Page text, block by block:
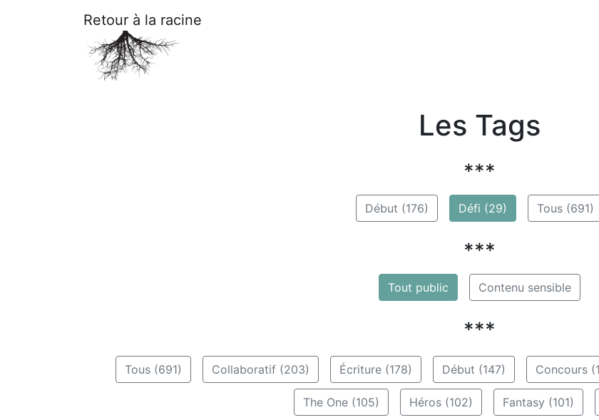
Retour à la racine
Les Tags
***
Début (176) Défi (29) Tous (691)
***
Tout public Contenu sensible
***
Tous (691) Collaboratif (203) Écriture (178) Début (147) Concours
The One (105) Héros (102) Fantasy (101)